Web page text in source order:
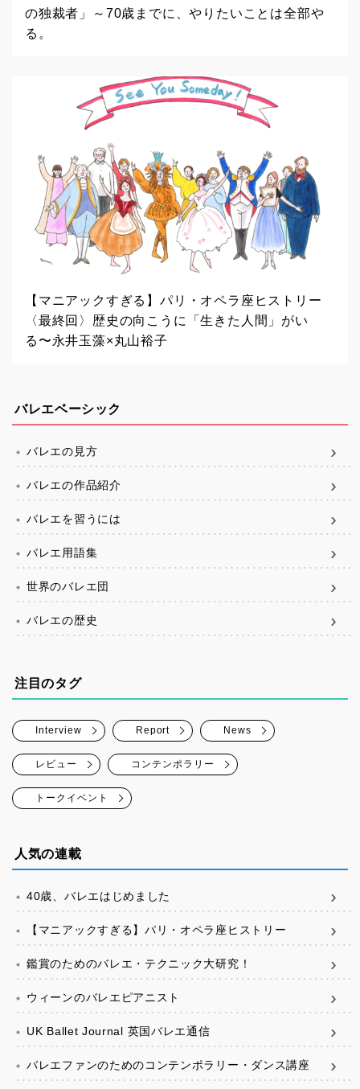
の独裁者」～70歳までに、やりたいことは全部や
る。
【マニアックすぎる】パリ・オペラ座ヒストリー
〈最終回〉歴史の向こうに「生きた人間」がい
る〜永井玉藻×丸山裕子
バレエベーシック
バレエの見方
バレエの作品紹介
バレエを習うには
バレエ用語集
世界のバレエ団
バレエの歴史
注目のタグ
Interview Report News
レビュー コンテンポラリー
トークイベント
人気の連載
40歳、バレエはじめました
【マニアックすぎる】パリ・オペラ座ヒストリー
鑑賞のためのバレエ・テクニック大研究！
ウィーンのバレエピアニスト
UK Ballet Journal 英国バレエ通信
バレエファンのためのコンテンポラリー・ダンス講座